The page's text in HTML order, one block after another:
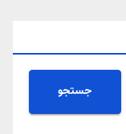
جستجو